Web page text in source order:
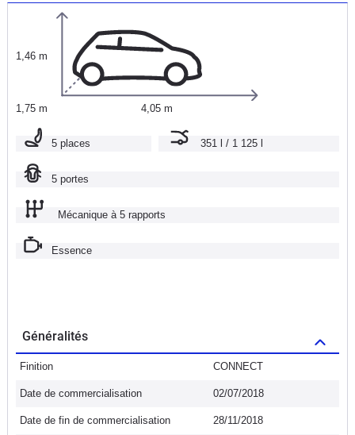
1,46 m
1,75 m 4,05 m
5 places 351 l / 1 125 l
5 portes
Mécanique à 5 rapports
Essence
Généralités
Finition CONNECT
Date de commercialisation 02/07/2018
Date de fin de commercialisation 28/11/2018